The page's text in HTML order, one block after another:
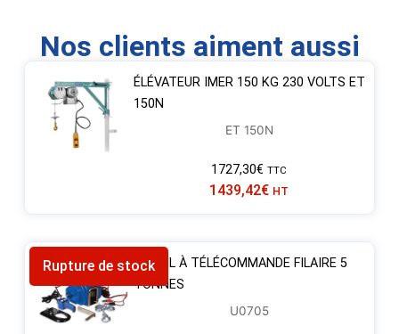
Nos clients aiment aussi
ÉLÉVATEUR IMER 150 KG 230 VOLTS ET
150N
ET 150N
1727,30€ TTC
1439,42€ HT
Rupture de stockTREUIL À TÉLÉCOMMANDE FILAIRE 5
TONNES
U0705